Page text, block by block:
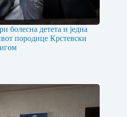
болесна детета и једна
породице Крстевски